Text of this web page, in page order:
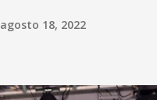
agosto 18, 2022